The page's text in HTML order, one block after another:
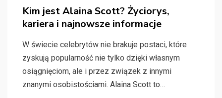
Kim jest Alaina Scott? Życiorys,
kariera i najnowsze informacje
W świecie celebrytów nie brakuje postaci, które
zyskują popularność nie tylko dzięki własnym
osiągnięciom, ale i przez związek z innymi
znanymi osobistościami. Alaina Scott to…